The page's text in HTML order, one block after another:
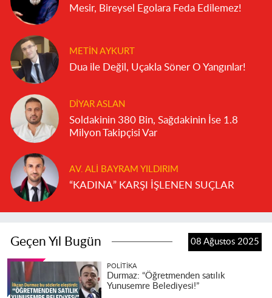
Mesir, Bireysel Egolara Feda Edilemez!
METIN AYKURT
Dua ile Değil, Uçakla Söner O Yangınlar!
DIYAR ASLAN
Soldakinin 380 Bin, Sağdakinin İse 1.8
Milyon Takipçisi Var
AV. ALI BAYRAM YILDIRIM
“KADINA” KARŞI İŞLENEN SUÇLAR
Geçen Yıl Bugün 08 Ağustos 2025
POLITIKA
Durmaz: “Öğretmenden satılık
Yunusemre Belediyesi!”